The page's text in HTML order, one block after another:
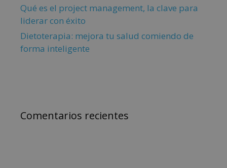
Qué es el project management, la clave para
liderar con éxito
Dietoterapia: mejora tu salud comiendo de
forma inteligente
Comentarios recientes